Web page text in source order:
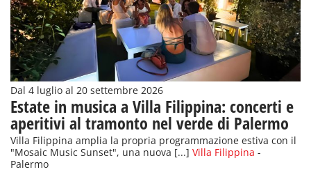
Dal 4 luglio al 20 settembre 2026
Estate in musica a Villa Filippina: concerti e
aperitivi al tramonto nel verde di Palermo
Villa Filippina amplia la propria programmazione estiva con il
"Mosaic Music Sunset", una nuova [...] Villa Filippina -
Palermo